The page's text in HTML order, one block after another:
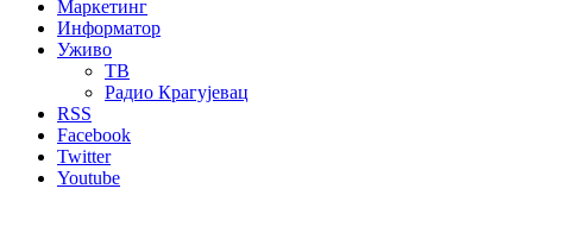
Маркетинг
Информатор
Уживо
ТВ
Радио Крагујевац
RSS
Facebook
Twitter
Youtube